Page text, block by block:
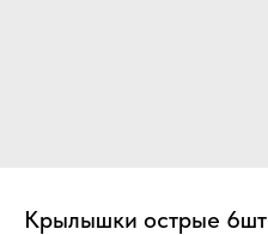
Крылышки острые 6шт